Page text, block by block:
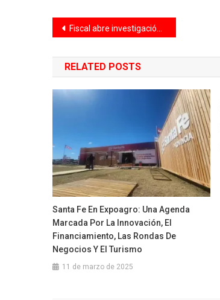
Navegación
de
entradas
Fiscal abre investigación contra Santiago Caputo
RELATED POSTS
Santa Fe En Expoagro: Una Agenda
Marcada Por La Innovación, El
Financiamiento, Las Rondas De
Negocios Y El Turismo
11 de marzo de 2025